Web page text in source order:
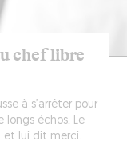
chef libre
à s’arrêter pour
longs échos. Le
et lui dit merci.